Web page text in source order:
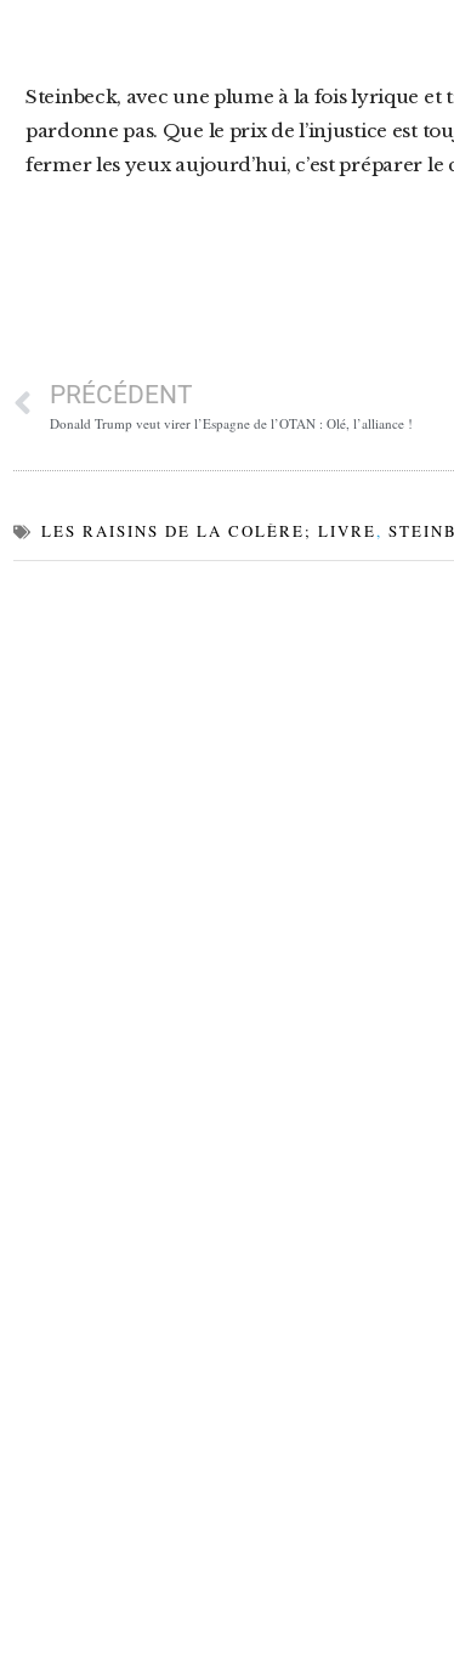
Steinbeck, avec une plume à la fois lyrique et tranchante, nous rappelle que l’histoire ne
pardonne pas. Que le prix de l’injustice est
fermer les yeux aujourd’hui, c’est préparer le
PRÉCÉDENT
Donald Trump veut virer l’Espagne de l’OTAN : Olé, l’alliance !
LES RAISINS DE LA COLÈRE; LIVRE,